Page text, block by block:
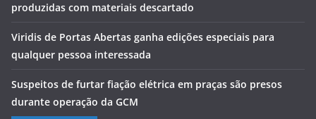
produzidas com materiais descartado
Viridis de Portas Abertas ganha edições especiais para
qualquer pessoa interessada
Suspeitos de furtar fiação elétrica em praças são presos
durante operação da GCM